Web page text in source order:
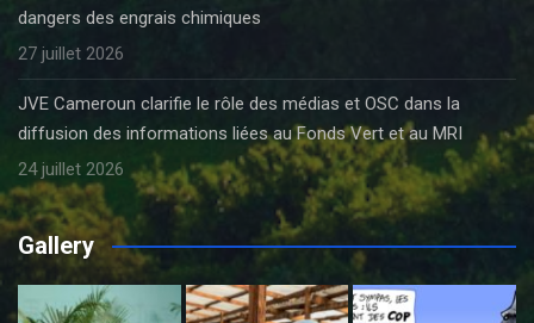
dangers des engrais chimiques
27 juillet 2026
JVE Cameroun clarifie le rôle des médias et OSC dans la
diffusion des informations liées au Fonds Vert et au MRI
24 juillet 2026
Gallery